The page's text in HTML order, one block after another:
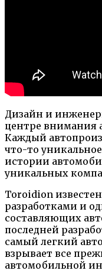
Дизайн и
центре внимания
Каждый
что-то
истории
уникальных
Toroidion
разработками и
составляющих
последней
самый легкий
взрывает все
автомобильной